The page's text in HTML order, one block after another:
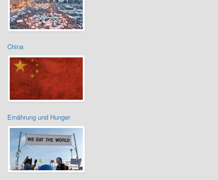
China
Ernährung und Hunger